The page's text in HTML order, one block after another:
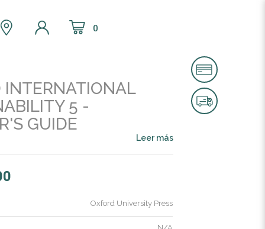
0
INTERNATIONAL
5 -
GUIDE
Leer más
Oxford University Press